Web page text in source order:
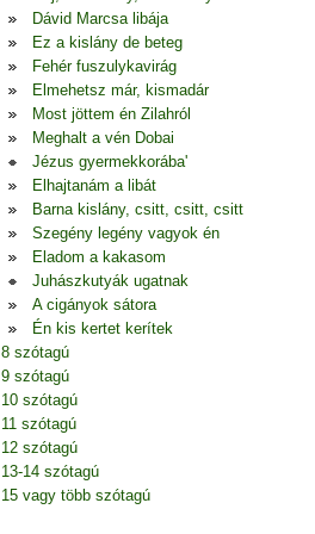
Dávid Marcsa libája
Ez a kislány de beteg
Fehér fuszulykavirág
Elmehetsz már, kismadár
Most jöttem én Zilahról
Meghalt a vén Dobai
Jézus gyermekkorába'
Elhajtanám a libát
Barna kislány, csitt, csitt, csitt
Szegény legény vagyok én
Eladom a kakasom
Juhászkutyák ugatnak
A cigányok sátora
Én kis kertet kerítek
8 szótagú
9 szótagú
10 szótagú
11 szótagú
12 szótagú
13-14 szótagú
15 vagy több szótagú